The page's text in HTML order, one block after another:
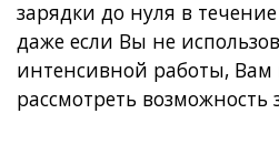
зарядки до нуля в
даже если Вы не
интенсивной работы, Вам
рассмотреть